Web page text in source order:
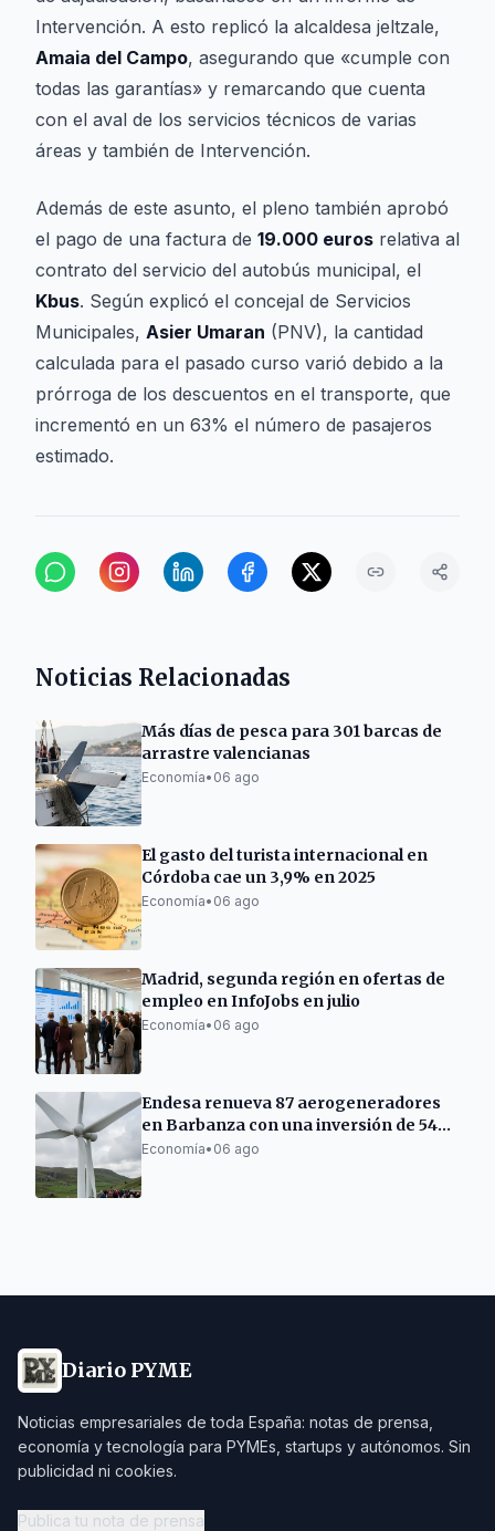
Intervención. A esto replicó la alcaldesa jeltzale,
Amaia del Campo, asegurando que «cumple con
todas las garantías» y remarcando que cuenta
con el aval de los servicios técnicos de varias
áreas y también de Intervención.
Además de este asunto, el pleno también aprobó
el pago de una factura de 19.000 euros relativa al
contrato del servicio del autobús municipal, el
Kbus. Según explicó el concejal de Servicios
Municipales, Asier Umaran (PNV), la cantidad
calculada para el pasado curso varió debido a la
prórroga de los descuentos en el transporte, que
incrementó en un 63% el número de pasajeros
estimado.
Noticias Relacionadas
Más días de pesca para 301 barcas de
arrastre valencianas
Economía• 06 ago
El gasto del turista internacional en
Córdoba cae un 3,9% en 2025
Economía• 06 ago
Madrid, segunda región en ofertas de
empleo en InfoJobs en julio
Economía• 06 ago
Endesa renueva 87 aerogeneradores
en Barbanza con una inversión de 54
millones
Economía• 06 ago
Diario PYME
Noticias empresariales de toda España: notas de prensa,
economía y tecnología para PYMEs, startups y autónomos. Sin
publicidad ni cookies.
Publica tu nota de prensa